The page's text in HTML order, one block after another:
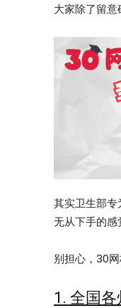
大家除了留
其实卫生部
无从下手的感
别担心，30
1. 全国